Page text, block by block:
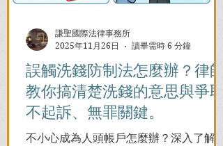
誤觸洗錢防制法怎麼辦？律師
教你搞清楚洗錢的意思與爭取
不起訴、無罪關鍵。
不小心成為人頭帳戶怎麼辦？深入了解
謙聖國際法律事務所
2025年11月26日
讀畢需時 6 分鐘